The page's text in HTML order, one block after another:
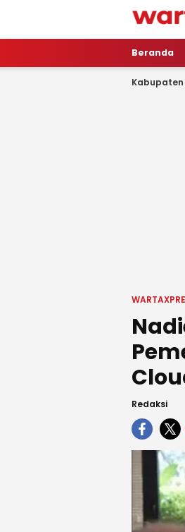
WartaXpress
Tegas,
Beranda
Redaksi